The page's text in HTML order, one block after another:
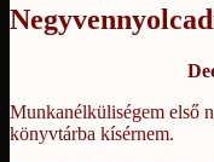
Munkanélküliségem első
könyvtárba kísérnem.